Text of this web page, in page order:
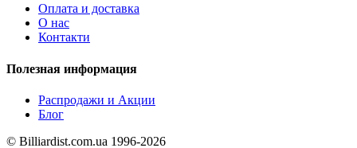
Оплата и доставка
О нас
Контакти
Полезная информация
Распродажи и Акции
Блог
© Billiardist.com.ua 1996-2026